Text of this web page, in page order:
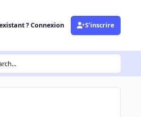
? Connexion S’inscrire